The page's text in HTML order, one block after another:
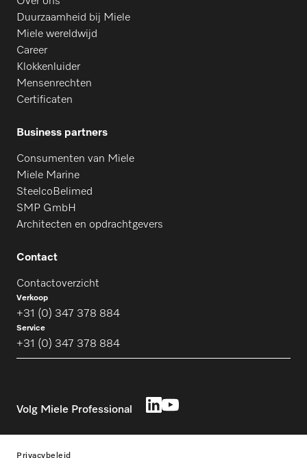
Duurzaamheid bij Miele
Miele wereldwijd
Career
Klokkenluider
Mensenrechten
Certificaten
Business partners
Consumenten van Miele
Miele Marine
SteelcoBelimed
SMP GmbH
Architecten en opdrachtgevers
Contact
Contactoverzicht
Verkoop
+31 (0) 347 378 884
Service
+31 (0) 347 378 884
Volg Miele Professional
Privacybeleid